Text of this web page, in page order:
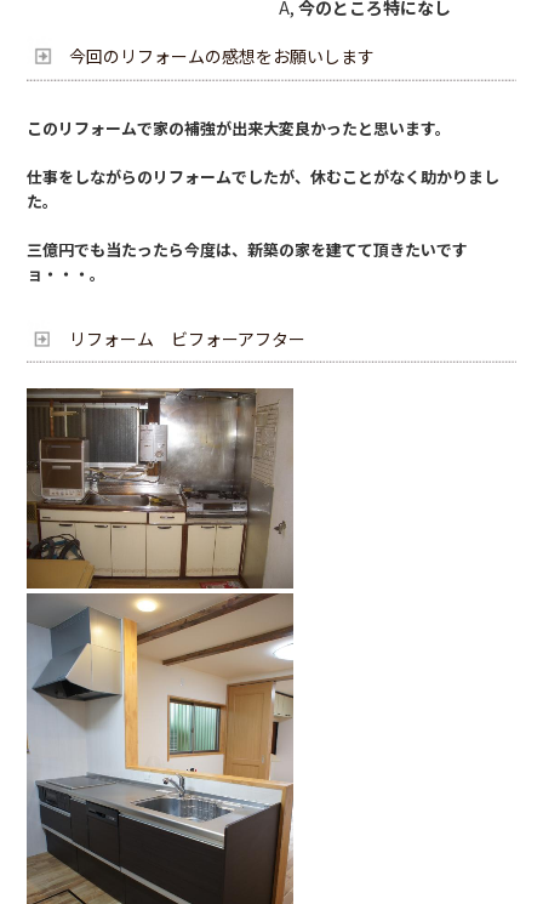
A, 今のところ特になし
今回のリフォームの感想をお願いします
このリフォームで家の補強が出来大変良かったと思います。
仕事をしながらのリフォームでしたが、休むことがなく助かりまし
た。
三億円でも当たったら今度は、新築の家を建てて頂きたいです
ョ・・・。
リフォーム ビフォーアフター